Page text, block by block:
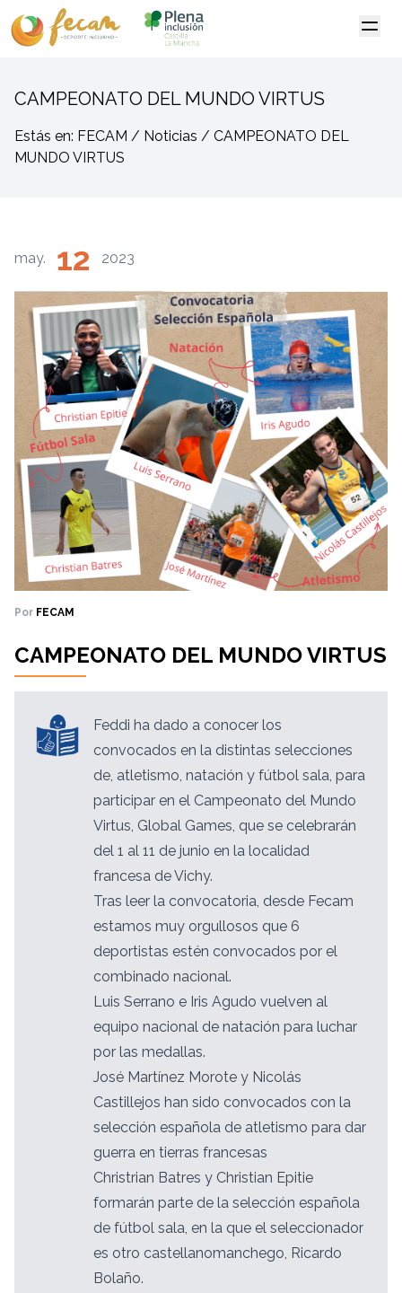
CAMPEONATO DEL MUNDO VIRTUS
Estás en: FECAM / Noticias / CAMPEONATO DEL
MUNDO VIRTUS
may. 12 2023
Por FECAM
CAMPEONATO DEL MUNDO VIRTUS
Feddi ha dado a conocer los
convocados en la distintas selecciones
de, atletismo, natación y fútbol sala, para
participar en el Campeonato del Mundo
Virtus, Global Games, que se celebrarán
del 1 al 11 de junio en la localidad
francesa de Vichy.
Tras leer la convocatoria, desde Fecam
estamos muy orgullosos que 6
deportistas estén convocados por el
combinado nacional.
Luis Serrano e Iris Agudo vuelven al
equipo nacional de natación para luchar
por las medallas.
José Martínez Morote y Nicolás
Castillejos han sido convocados con la
selección española de atletismo para dar
guerra en tierras francesas
Christrian Batres y Christian Epitie
formarán parte de la selección española
de fútbol sala, en la que el seleccionador
es otro castellanomanchego, Ricardo
Bolaño.